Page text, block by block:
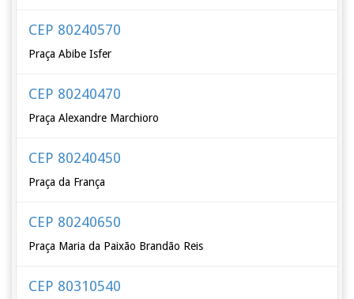
CEP 80240570
Praça Abibe Isfer
CEP 80240470
Praça Alexandre Marchioro
CEP 80240450
Praça da França
CEP 80240650
Praça Maria da Paixão Brandão Reis
CEP 80310540